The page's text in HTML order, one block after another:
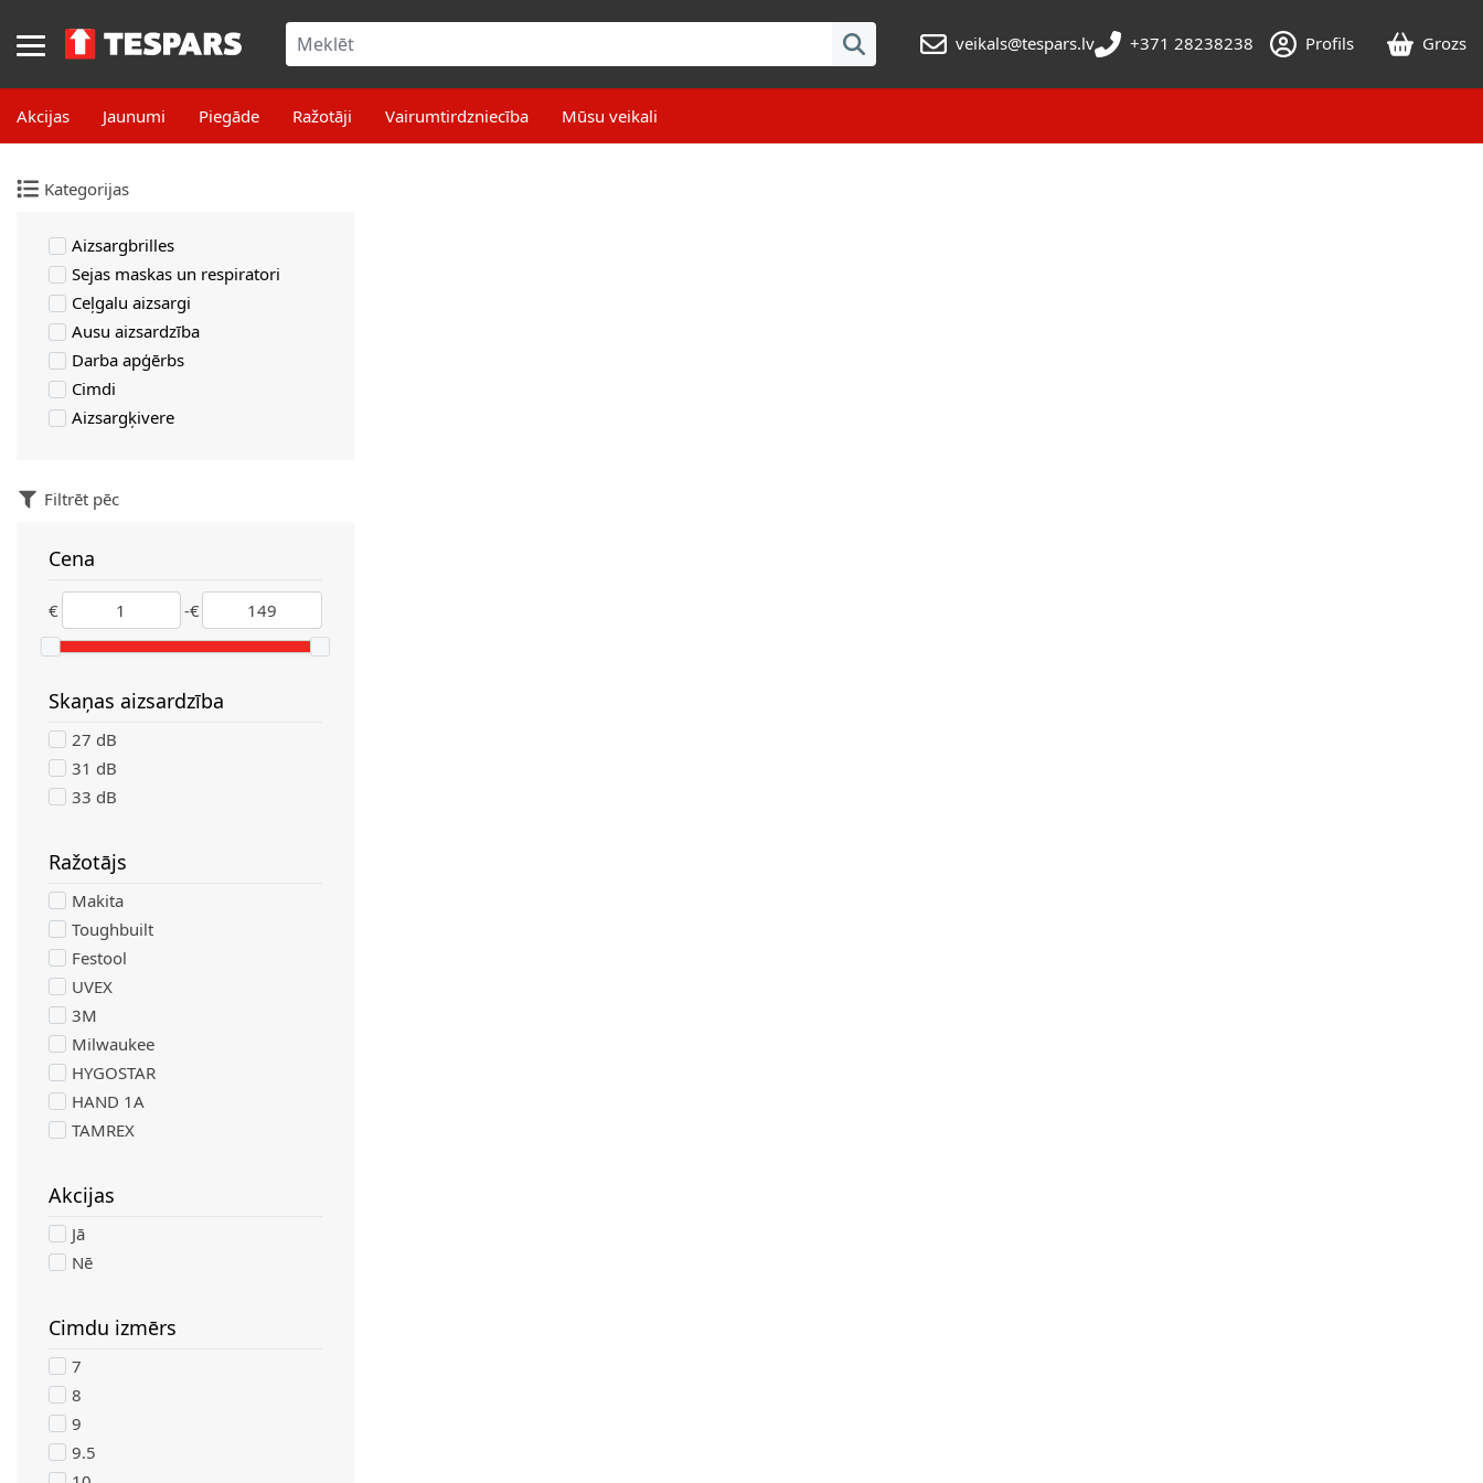
veikals@tespars.lv
+371 28238238 Profils Grozs
Akcijas Jaunumi Piegāde Ražotāji Vairumtirdzniecība Mūsu veikali
Filtrēt pēc
Kategorijas
Aizsargbrilles
Sejas maskas un respiratori
Ceļgalu aizsargi
Ausu aizsardzība
Darba apģērbs
Cimdi
Aizsargķivere
Cena
filter
€ -€
Skaņas aizsardzība
filter
27 dB
31 dB
33 dB
Ražotājs
filter
Makita
Toughbuilt
Festool
UVEX
3M
Milwaukee
HYGOSTAR
HAND 1A
TAMREX
Akcijas
filter
Jā
Nē
Cimdu izmērs
filter
7
8
9
9.5